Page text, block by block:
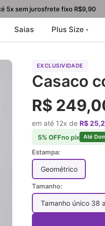
5x sem jurosfrete fixo R$9,90
Saias Plus Size
EXCLUSIVIDADE
Casaco
R$
em até 12x de R$
5% OFFno pix Até
Estampa:
Geométrico
Tamanho:
Tamanho único 38